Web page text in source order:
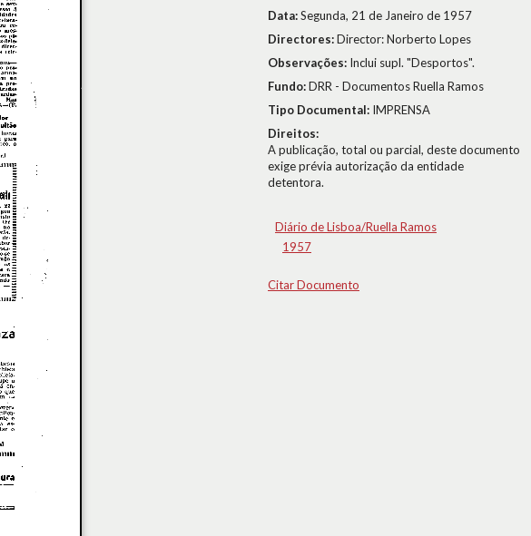
Data:Segunda, 21 de Janeiro de 1957
Directores:Director: Norberto Lopes
Observações: Inclui supl. "Desportos".
Fundo:DRR - Documentos Ruella Ramos
Tipo Documental: IMPRENSA
Direitos:
A publicação, total ou parcial, deste documento
exige prévia autorização da entidade
detentora.
Diário de Lisboa/Ruella Ramos
1957
Citar Documento